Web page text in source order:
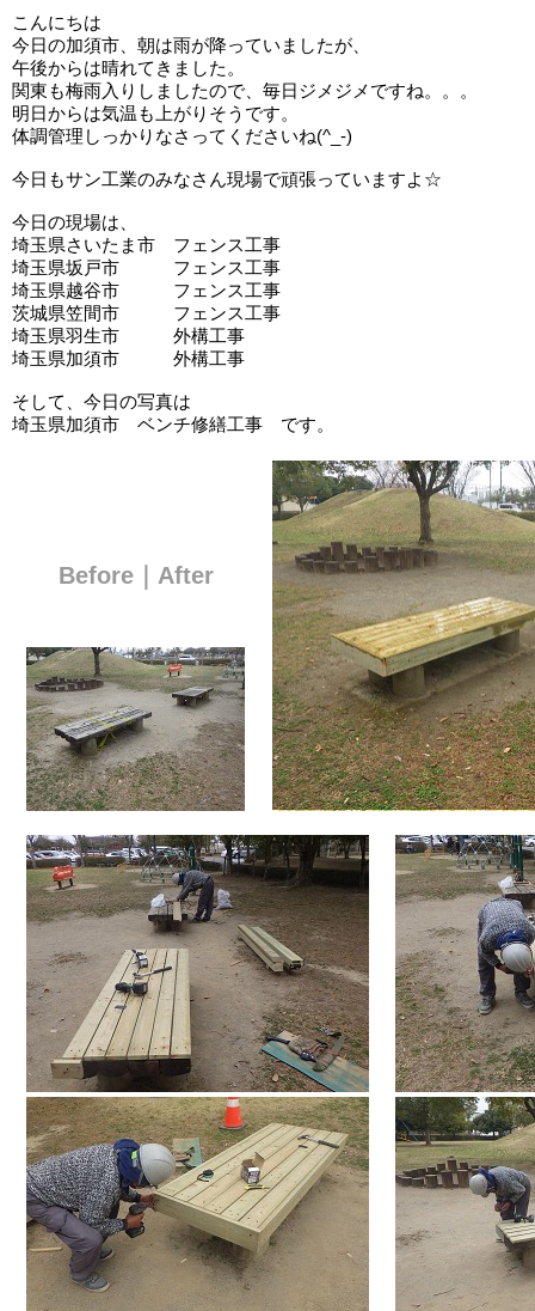
こんにちは
今日の加須市、朝は雨が降っていましたが、
午後からは晴れてきました。
関東も梅雨入りしましたので、毎日ジメジメですね。。。
明日からは気温も上がりそうです。
体調管理しっかりなさってくださいね(^_-)
今日もサン工業のみなさん現場で頑張っていますよ☆
今日の現場は、
埼玉県さいたま市 フェンス工事
埼玉県坂戸市 フェンス工事
埼玉県越谷市 フェンス工事
茨城県笠間市 フェンス工事
埼玉県羽生市 外構工事
埼玉県加須市 外構工事
そして、今日の写真は
埼玉県加須市 ベンチ修繕工事 です。
Before｜After